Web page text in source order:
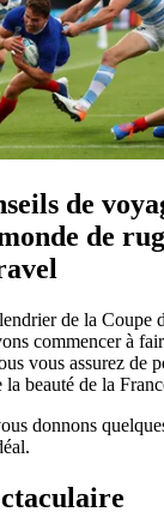
de
de
de la Coupe
commencer à
vous assurez de
beauté de la
donnons